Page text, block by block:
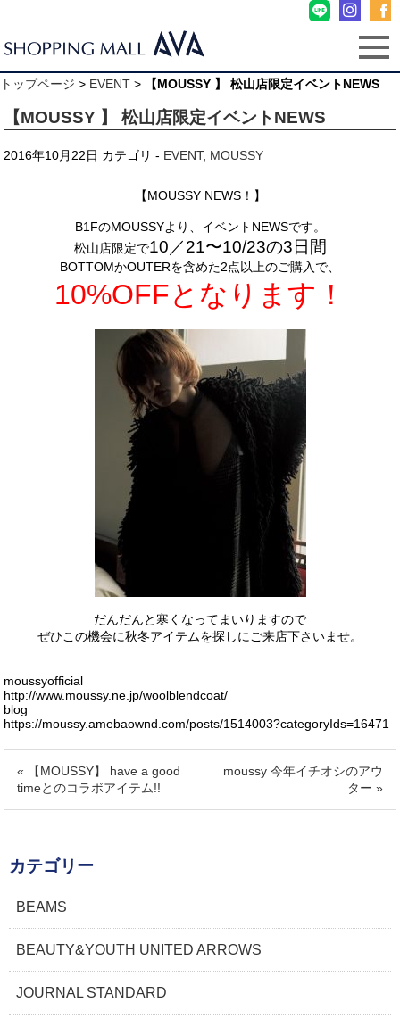
トップページ > EVENT > 【MOUSSY 】 松山店限定イベントNEWS
【MOUSSY 】 松山店限定イベントNEWS
2016年10月22日 カテゴリ - EVENT, MOUSSY
【MOUSSY NEWS！】
B1FのMOUSSYより、イベントNEWSです。
松山店限定で10／21〜10/23の3日間
BOTTOMかOUTERを含めた2点以上のご購入で、
10%OFFとなります！
だんだんと寒くなってまいりますので
ぜひこの機会に秋冬アイテムを探しにご来店下さいませ。
moussyofficial
http://www.moussy.ne.jp/woolblendcoat/
blog
https://moussy.amebaownd.com/posts/1514003?categoryIds=16471
« 【MOUSSY】 have a good
timeとのコラボアイテム!!
moussy 今年イチオシのアウ
ター »
カテゴリー
BEAMS
BEAUTY&YOUTH UNITED ARROWS
JOURNAL STANDARD